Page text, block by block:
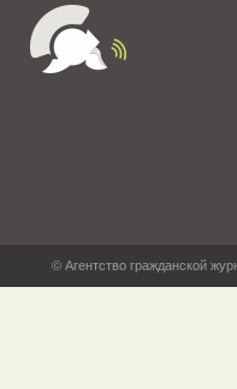
© Агентство гражданской